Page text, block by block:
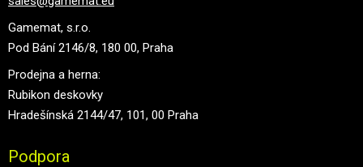
Gamemat, s.r.o.
Pod Bání 2146/8, 180 00, Praha
Prodejna a herna:
Rubikon deskovky
Hradešínská 2144/47, 101, 00 Praha
Podpora